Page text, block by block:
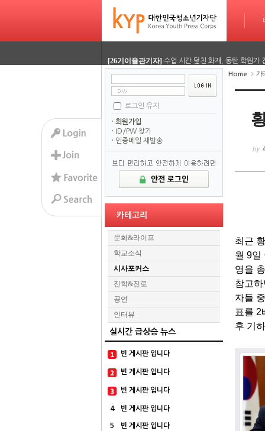
타임라인
[26기정재훈기자]
[26기김담경기자] 용인사무엘 국제학교, RSC 대회
[26기김담경기자] 2026 서울평화 모의유엔대회에 가
[26기김담경기자]
[26기정재훈기자] AI가 짜주는 맞춤형 방학 시간표
용인사무엘 국제학교, RSC 대회
[26기이율관기자] 수업 시간 덮친 화재, 동탄 학원가
[26기김담경기자] 2026 서울평화 모의유엔대회에 가
[26기김담경기자]
로그인 유지
회원가입
ID/PW 찾기
인증메일 재발송
카테고리
문화&라이프
학교소식
시사포커스
진학&진로
공연
인터뷰
실시간 급상승 뉴스
빈 게시판 입니다
빈 게시판 입니다
빈 게시판 입니다
4 빈 게시판 입니다
5 빈 게시판 입니다
Home 카
by
최근
월 9일
영을
참고
자들
표를 2
후 기
Sketchbook5, 스케치북5
Sketchbook5, 스케치북5
Sketchbook5, 스케치북5
Sketchbook5, 스케치북5